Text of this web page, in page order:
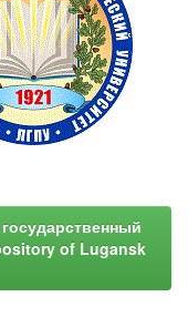
of Lugansk